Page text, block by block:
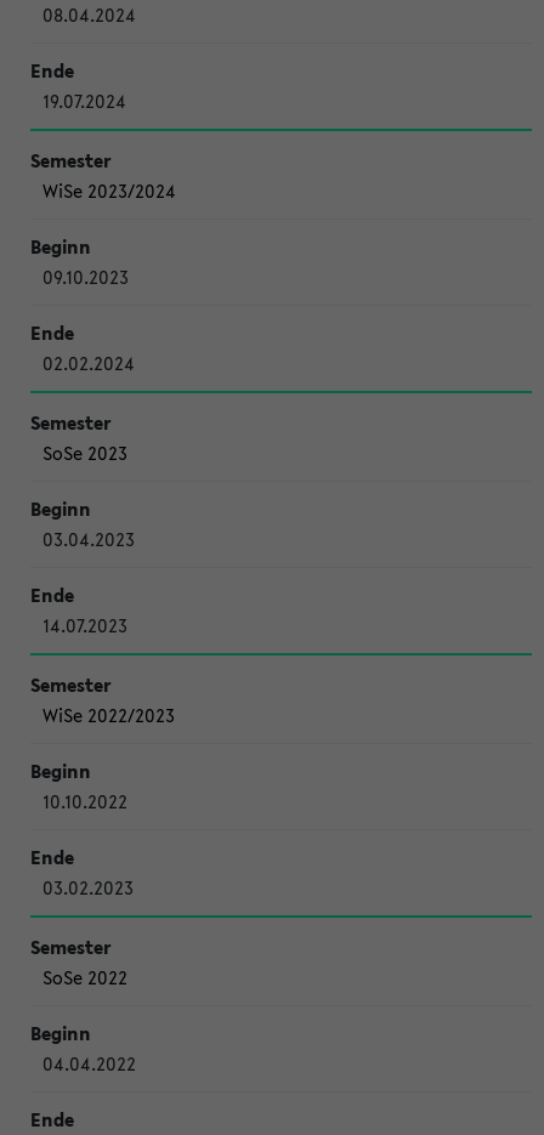
08.04.2024
19.07.2024
WiSe 2023/2024
09.10.2023
02.02.2024
SoSe 2023
03.04.2023
14.07.2023
WiSe 2022/2023
10.10.2022
03.02.2023
SoSe 2022
04.04.2022